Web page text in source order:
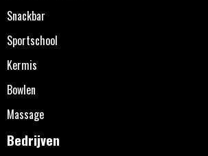
Snackbar
Sportschool
Kermis
Bowlen
Massage
Bedrijven